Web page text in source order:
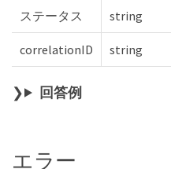
ステータス string
correlationID string
回答例
エラー